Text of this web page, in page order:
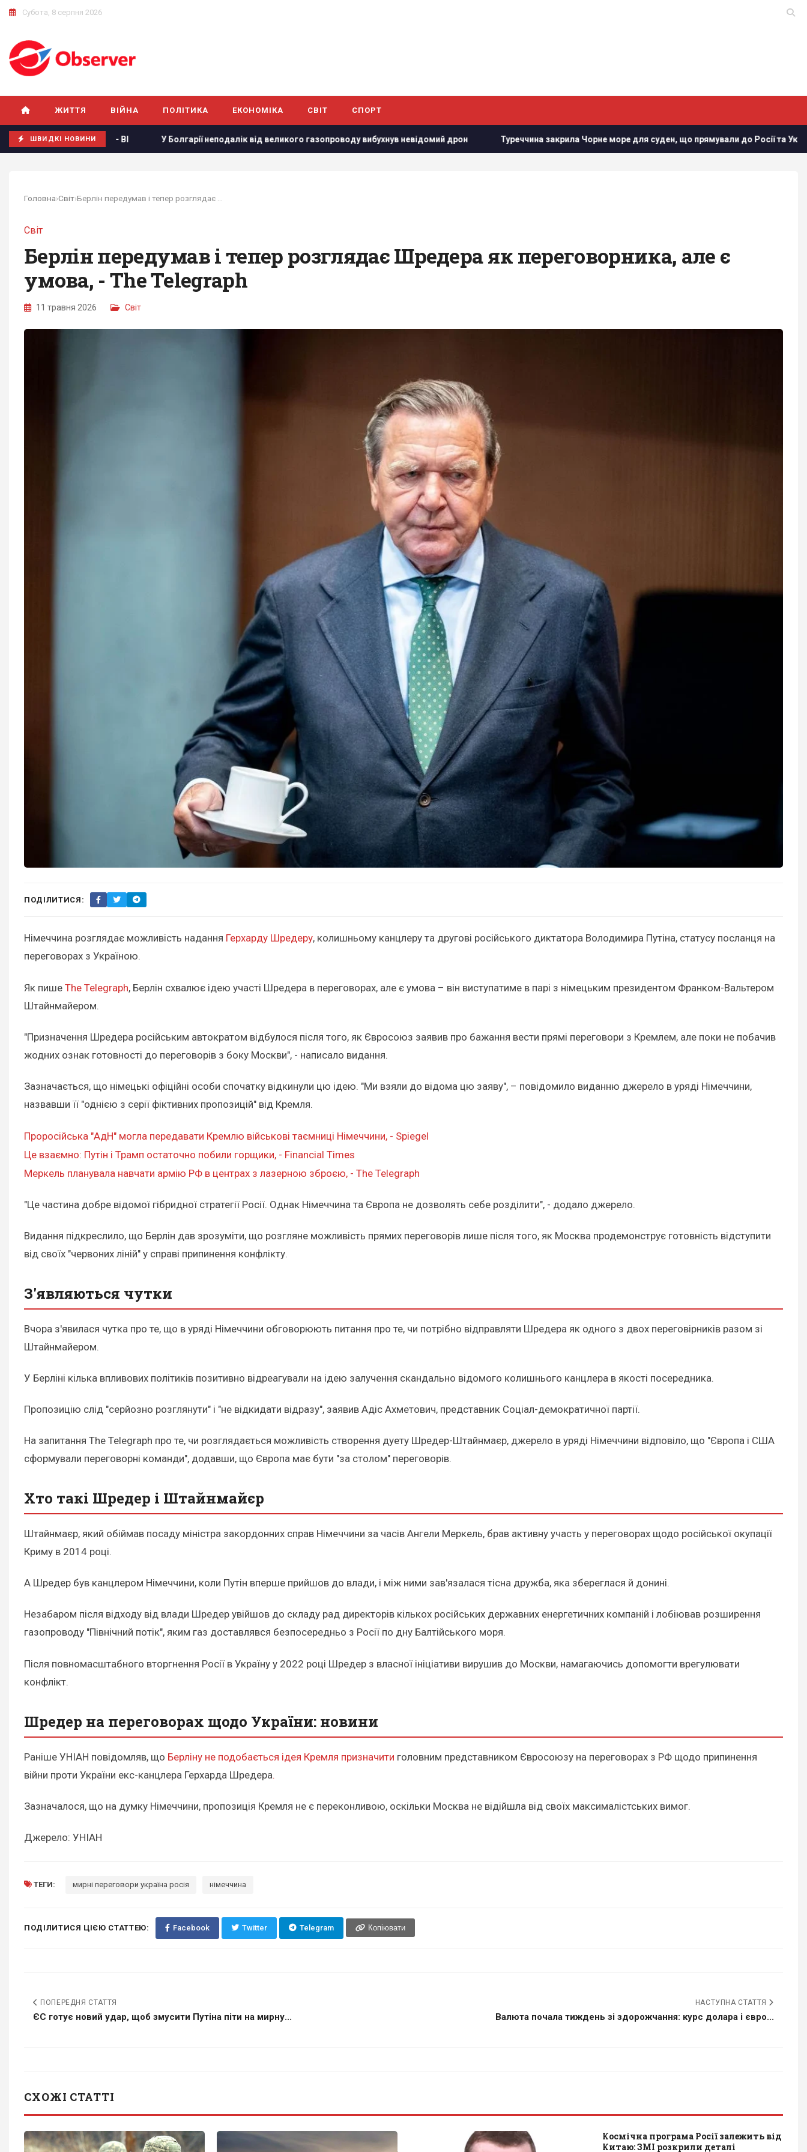
Субота, 8 серпня 2026
ЖИТТЯ ВІЙНА ПОЛІТИКА ЕКОНОМІКА СВІТ СПОРТ
ШВИДКІ НОВИНИ
- BI У Болгарії неподалік від великого газопроводу вибухнув невідомий дрон Туреччина закрила Чорне море для суден, що прямували до Росії та України, - Bloomberg
Головна›Світ›
Світ
Берлін передумав і тепер розглядає Шредера як переговорника, але є
умова, - The Telegraph
11 травня 2026 Світ
ПОДІЛИТИСЯ:
Німеччина розглядає можливість надання Герхарду Шредеру, колишньому канцлеру та другові російського диктатора Володимира Путіна, статусу посланця на
переговорах з Україною.
Як пише The Telegraph, Берлін схвалює ідею участі Шредера в переговорах, але є умова – він виступатиме в парі з німецьким президентом Франком-Вальтером
Штайнмайером.
"Призначення Шредера російським автократом відбулося після того, як Євросоюз заявив про бажання вести прямі переговори з Кремлем, але поки не побачив
жодних ознак готовності до переговорів з боку Москви", - написало видання.
Зазначається, що німецькі офіційні особи спочатку відкинули цю ідею. "Ми взяли до відома цю заяву", – повідомило виданню джерело в уряді Німеччини,
назвавши її "однією з серії фіктивних пропозицій" від Кремля.
Проросійська "АдН" могла передавати Кремлю військові таємниці Німеччини, - Spiegel
Це взаємно: Путін і Трамп остаточно побили горщики, - Financial Times
Меркель планувала навчати армію РФ в центрах з лазерною зброєю, - The Telegraph
"Це частина добре відомої гібридної стратегії Росії. Однак Німеччина та Європа не дозволять себе розділити", - додало джерело.
Видання підкреслило, що Берлін дав зрозуміти, що розгляне можливість прямих переговорів лише після того, як Москва продемонструє готовність відступити
від своїх "червоних ліній" у справі припинення конфлікту.
З'являються чутки
Вчора з'явилася чутка про те, що в уряді Німеччини обговорюють питання про те, чи потрібно відправляти Шредера як одного з двох переговірників разом зі
Штайнмайером.
У Берліні кілька впливових політиків позитивно відреагували на ідею залучення скандально відомого колишнього канцлера в якості посередника.
Пропозицію слід "серйозно розглянути" і "не відкидати відразу", заявив Адіс Ахметович, представник Соціал-демократичної партії.
На запитання The Telegraph про те, чи розглядається можливість створення дуету Шредер-Штайнмаєр, джерело в уряді Німеччини відповіло, що "Європа і США
сформували переговорні команди", додавши, що Європа має бути "за столом" переговорів.
Хто такі Шредер і Штайнмайєр
Штайнмаєр, який обіймав посаду міністра закордонних справ Німеччини за часів Ангели Меркель, брав активну участь у переговорах щодо російської окупації
Криму в 2014 році.
А Шредер був канцлером Німеччини, коли Путін вперше прийшов до влади, і між ними зав'язалася тісна дружба, яка збереглася й донині.
Незабаром після відходу від влади Шредер увійшов до складу рад директорів кількох російських державних енергетичних компаній і лобіював розширення
газопроводу "Північний потік", яким газ доставлявся безпосередньо з Росії по дну Балтійського моря.
Після повномасштабного вторгнення Росії в Україну у 2022 році Шредер з власної ініціативи вирушив до Москви, намагаючись допомогти врегулювати
конфлікт.
Шредер на переговорах щодо України: новини
Раніше УНІАН повідомляв, що Берліну не подобається ідея Кремля призначити головним представником Євросоюзу на переговорах з РФ щодо припинення
війни проти України екс-канцлера Герхарда Шредера.
Зазначалося, що на думку Німеччини, пропозиція Кремля не є переконливою, оскільки Москва не відійшла від своїх максималістських вимог.
Джерело: УНІАН
ТЕГИ: мирні переговори україна росія німеччина
ПОДІЛИТИСЯ ЦІЄЮ СТАТТЕЮ: Facebook Twitter Telegram Копіювати
ПОПЕРЕДНЯ СТАТТЯ
ЄС готує новий удар, щоб змусити Путіна піти на мирну...
НАСТУПНА СТАТТЯ
Валюта почала тиждень зі здорожчання: курс долара і євро...
СХОЖІ СТАТТІ
Космічна програма Росії залежить від
Китаю: ЗМІ розкрили деталі